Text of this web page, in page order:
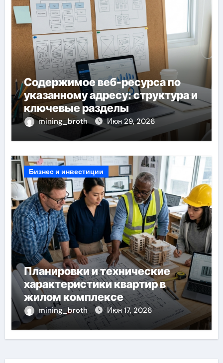
Содержимое веб-ресурса по
указанному адресу: структура и
ключевые разделы
mining_broth Июн 29, 2026
Бизнес и инвестиции
Планировки и технические
характеристики квартир в
жилом комплексе
mining_broth Июн 17, 2026